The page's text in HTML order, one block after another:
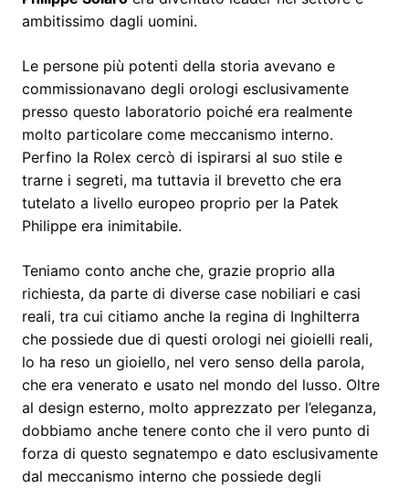
ambitissimo dagli uomini.
Le persone più potenti della storia avevano e
commissionavano degli orologi esclusivamente
presso questo laboratorio poiché era realmente
molto particolare come meccanismo interno.
Perfino la Rolex cercò di ispirarsi al suo stile e
trarne i segreti, ma tuttavia il brevetto che era
tutelato a livello europeo proprio per la Patek
Philippe era inimitabile.
Teniamo conto anche che, grazie proprio alla
richiesta, da parte di diverse case nobiliari e casi
reali, tra cui citiamo anche la regina di Inghilterra
che possiede due di questi orologi nei gioielli reali,
lo ha reso un gioiello, nel vero senso della parola,
che era venerato e usato nel mondo del lusso. Oltre
al design esterno, molto apprezzato per l’eleganza,
dobbiamo anche tenere conto che il vero punto di
forza di questo segnatempo e dato esclusivamente
dal meccanismo interno che possiede degli